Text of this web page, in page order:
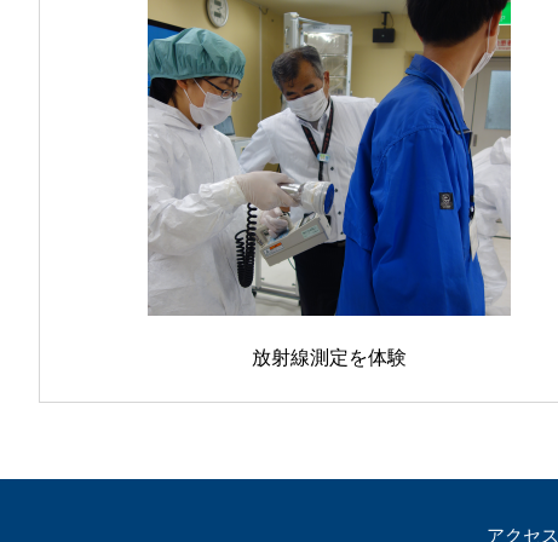
放射線測定を体験
アクセス